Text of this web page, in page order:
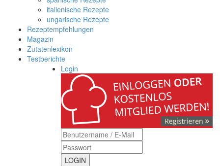
italienische Rezepte
ungarische Rezepte
Rezeptempfehlungen
Magazin
Zutatenlexikon
Testberichte
Login
LOGIN